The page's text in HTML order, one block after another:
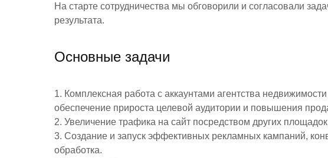
На старте сотрудничества мы обговорили и согласовали
результата.
Основные задачи
1. Комплексная работа с аккаунтами агентства
обеспечение прироста целевой аудитории и повышения
2. Увеличение трафика на сайт посредством других
3. Создание и запуск эффективных рекламных кампаний,
обработка.